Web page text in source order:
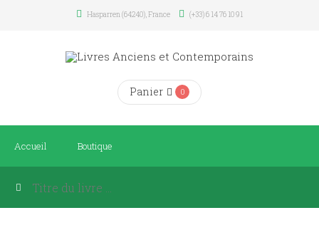
Hasparren (64240), France (+33) 6 14 76 10 91
Panier 0
Accueil Boutique